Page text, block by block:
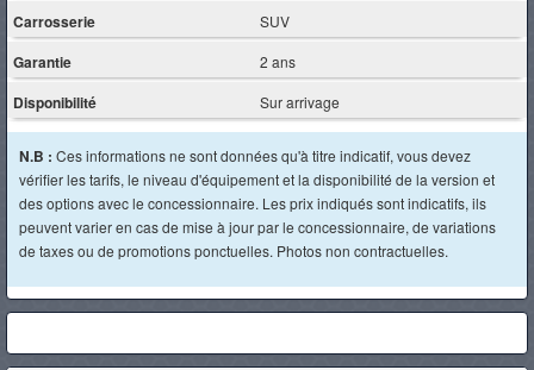
Carrosserie SUV
Garantie 2 ans
Disponibilité Sur arrivage
N.B : Ces informations ne sont données qu'à titre indicatif, vous devez
vérifier les tarifs, le niveau d'équipement et la disponibilité de la version et
des options avec le concessionnaire. Les prix indiqués sont indicatifs, ils
peuvent varier en cas de mise à jour par le concessionnaire, de variations
de taxes ou de promotions ponctuelles. Photos non contractuelles.